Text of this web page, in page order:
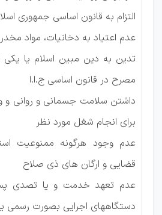
التزام به قانون اساسی جمهوری
عدم اعتیاد به دخانیات، مواد
تدین به دین مبین اسلام یا یکی
مصرح در قانون اساسی ج.ا.ا
داشتن سلامت جسمانی و روانی
برای انجام شغل مورد نظر
عدم وجود هرگونه ممنوعیت
قضایی و ارگان های ذی صلاح
عدم تعهد خدمت و یا تصدی
دستگاههای اجرایی بصورت رسمی